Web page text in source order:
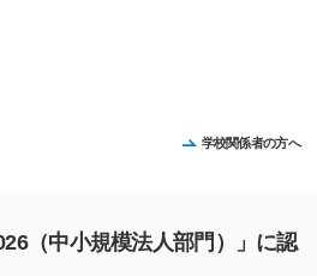
学校関係者の方へ
（中小規模法人部門）」に認